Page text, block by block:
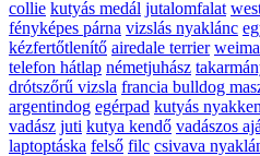
collie kutyás medál jutalomfalat
fényképes párna vizslás nyaklánc
kézfertőtlenítő airedale terrier
telefon hátlap németjuhász
drótszőrű vizsla francia bulldog
argentindog egérpad kutyás
vadász juti kutya kendő vadászos
laptoptáska felső filc csivava